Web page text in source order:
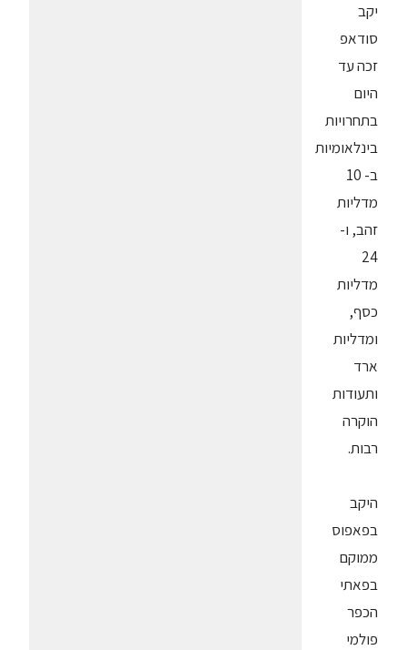
יקב
סודאפ
זכה עד
היום
בתחרויות
בינלאומיות
ב- 10
מדליות
זהב, ו-
24
מדליות
כסף,
ומדליות
ארד
ותעודות
הוקרה
רבות.
היקב
בפאפוס
ממוקם
בפאתי
הכפר
פולמי